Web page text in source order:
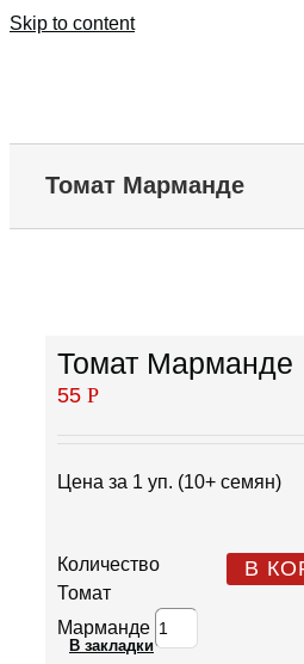
Skip to content
Томат Марманде
Томат Марманде
55 Р
Цена за 1 уп. (10+ семян)
Количество
Томат
Марманде
В
В закладки